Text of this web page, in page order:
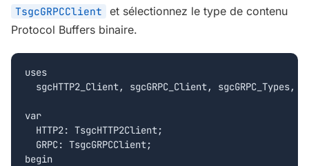
TsgcGRPCClient
et sélectionnez le type de contenu
Protocol Buffers binaire.
uses
sgcHTTP2_Client, sgcGRPC_Client, sgcGRPC_Types,
var
  HTTP2: TsgcHTTP2Client;
  GRPC: TsgcGRPCClient;
begin